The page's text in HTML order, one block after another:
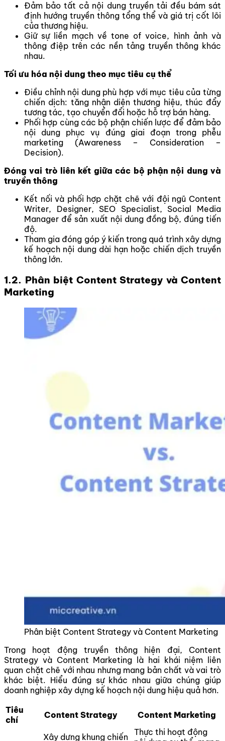
Đảm bảo tất cả nội dung truyền tải đều bám sát
định hướng truyền thông tổng thể và giá trị cốt lõi
của thương hiệu.
Giữ sự liền mạch về tone of voice, hình ảnh và
thông điệp trên các nền tảng truyền thông khác
nhau.
Tối ưu hóa nội dung theo mục tiêu cụ thể
Điều chỉnh nội dung phù hợp với mục tiêu của từng
chiến dịch: tăng nhận diện thương hiệu, thúc đẩy
tương tác, tạo chuyển đổi hoặc hỗ trợ bán hàng.
Phối hợp cùng các bộ phận chiến lược để đảm bảo
nội dung phục vụ đúng giai đoạn trong phễu
marketing (Awareness – Consideration –
Decision).
Đóng vai trò liên kết giữa các bộ phận nội dung và
truyền thông
Kết nối và phối hợp chặt chẽ với đội ngũ Content
Writer, Designer, SEO Specialist, Social Media
Manager để sản xuất nội dung đồng bộ, đúng tiến
độ.
Tham gia đóng góp ý kiến trong quá trình xây dựng
kế hoạch nội dung dài hạn hoặc chiến dịch truyền
thông lớn.
1.2. Phân biệt Content Strategy và Content
Marketing
Phân biệt Content Strategy và Content Marketing
Trong hoạt động truyền thông hiện đại, Content
Strategy và Content Marketing là hai khái niệm liên
quan chặt chẽ với nhau nhưng mang bản chất và vai trò
khác biệt. Hiểu đúng sự khác nhau giữa chúng giúp
doanh nghiệp xây dựng kế hoạch nội dung hiệu quả hơn.
Tiêu
chí
Content Strategy Content Marketing
Xây dựng khung chiến
Thực thi hoạt động